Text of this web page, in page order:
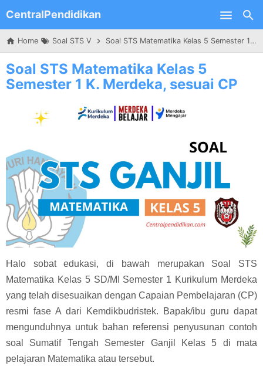
Skip to main content
CentralPendidikan
Home Soal STS V Soal STS Matematika Kelas 5 Semester 1 K. Merdeka, sesuai CP
Soal STS Matematika Kelas 5
Semester 1 K. Merdeka, sesuai CP
Halo sobat edukasi, di bawah merupakan Soal STS
Matematika Kelas 5 SD/MI Semester 1 Kurikulum Merdeka
yang telah disesuaikan dengan Capaian Pembelajaran (CP)
resmi fase A dari Kemdikbudristek. Bapak/ibu guru dapat
mengunduhnya untuk bahan referensi penyusunan contoh
soal Sumatif Tengah Semester Ganjil Kelas 5 di mata
pelajaran Matematika atau tersebut.